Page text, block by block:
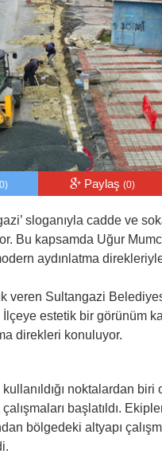
Paylaş(0)
sloganıyla cadde ve
Bu kapsamda Uğur
aydınlatma
veren Sultangazi
estetik bir görünüm
direkleri konuluyor.
noktalardan
başlatıldı.
bölgedeki altyapı